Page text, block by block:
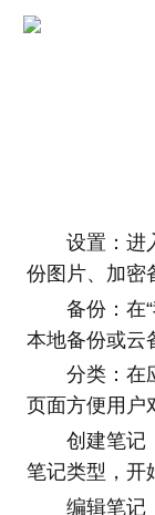
设置：进
份图片、加密
备份：在
本地备份或云
分类：在
页面方便用户
创建笔记
笔记类型，开
编辑笔记